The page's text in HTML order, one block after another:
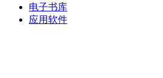
电子书库
应用软件